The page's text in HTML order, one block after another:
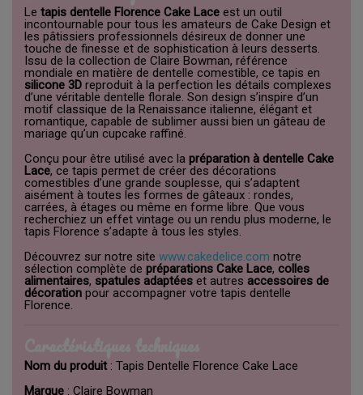
Le tapis dentelle Florence Cake Lace est un outil
incontournable pour tous les amateurs de Cake Design et
les pâtissiers professionnels désireux de donner une
touche de finesse et de sophistication à leurs desserts.
Issu de la collection de Claire Bowman, référence
mondiale en matière de dentelle comestible, ce tapis en
silicone 3D reproduit à la perfection les détails complexes
d’une véritable dentelle florale. Son design s’inspire d’un
motif classique de la Renaissance italienne, élégant et
romantique, capable de sublimer aussi bien un gâteau de
mariage qu’un cupcake raffiné.
Conçu pour être utilisé avec la préparation à dentelle Cake
Lace, ce tapis permet de créer des décorations
comestibles d’une grande souplesse, qui s’adaptent
aisément à toutes les formes de gâteaux : rondes,
carrées, à étages ou même en forme libre. Que vous
recherchiez un effet vintage ou un rendu plus moderne, le
tapis Florence s’adapte à tous les styles.
Découvrez sur notre site www.cakedelice.com notre
sélection complète de préparations Cake Lace, colles
alimentaires, spatules adaptées et autres accessoires de
décoration pour accompagner votre tapis dentelle
Florence.
Nom du produit: Tapis Dentelle Florence Cake Lace
Marque : Claire Bowman